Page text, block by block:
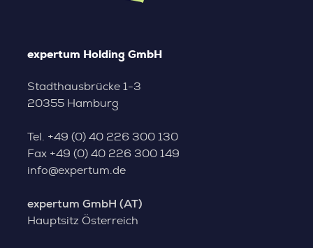
expertum Holding GmbH
Stadthausbrücke 1-3
20355 Hamburg
Tel. +49 (0) 40 226 300 130
Fax +49 (0) 40 226 300 149
info@expertum.de
expertum GmbH (AT)
Hauptsitz Österreich